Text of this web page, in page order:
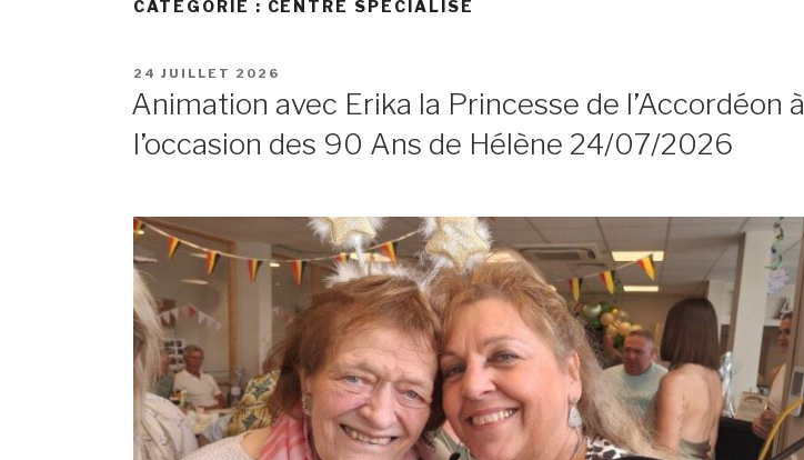
CATÉGORIE : CENTRE SPÉCIALISÉ
POSTED
24 JUILLET 2026
Animation avec Erika la Princesse de l’Accordéon à
l’occasion des 90 Ans de Hélène 24/07/2026